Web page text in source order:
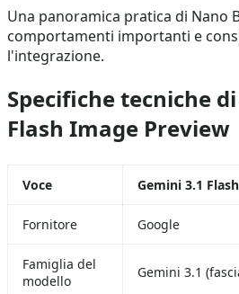
Una panoramica pratica di Nano
comportamenti importanti e
l'integrazione.
Specifiche tecniche
Flash Image Preview
Voce Gemini 3.1
Fornitore Google
Famiglia del
modello
Gemini 3.1